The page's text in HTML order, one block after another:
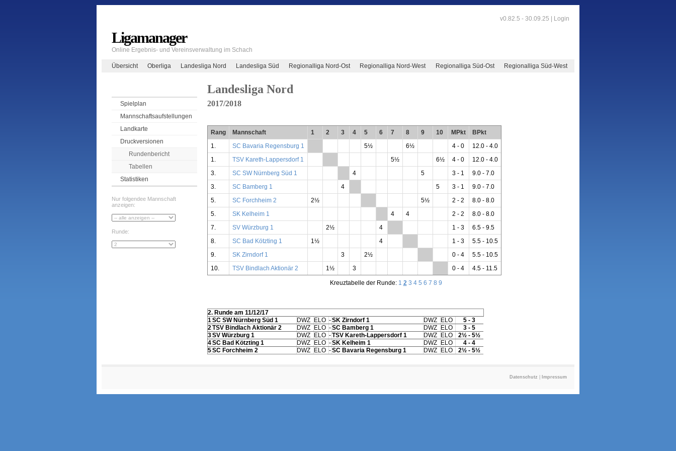
v0.82.5 - 30.09.25 | Login
Ligamanager
Online Ergebnis- und Vereinsverwaltung im Schach
Übersicht Oberliga Landesliga Nord Landesliga Süd Regionalliga Nord-Ost Regionalliga Nord-West Regionalliga Süd-Ost Regionalliga Süd-West
Spielplan
Mannschaftsaufstellungen
Landkarte
Druckversionen
Rundenbericht
Tabellen
Statistiken
Nur folgendee Mannschaft
anzeigen:
Runde:
Landesliga Nord
2017/2018
Rang Mannschaft 1 2 3 4 5 6 7 8 9 10 MPkt
BPkt
1.
SC Bavaria Regensburg 1 5½ 6½ 4 - 0
12.0 - 4.0
1.
TSV Kareth-Lappersdorf 1 5½ 6½ 4 - 0
12.0 - 4.0
3.
SC SW Nürnberg Süd 1 4 5 3 - 1
9.0 - 7.0
3.
SC Bamberg 1 4 5 3 - 1
9.0 - 7.0
5.
SC Forchheim 2 2½ 5½ 2 - 2
8.0 - 8.0
5.
SK Kelheim 1 4 4 2 - 2
8.0 - 8.0
7.
SV Würzburg 1 2½ 4 1 - 3
6.5 - 9.5
8.
SC Bad Kötzting 1 1½ 4 1 - 3
5.5 - 10.5
9.
SK Zirndorf 1 3 2½ 0 - 4
5.5 - 10.5
10.
TSV Bindlach Aktionär 2 1½ 3 0 - 4 4.5 - 11.5
Kreuztabelle der Runde: 1 2 3 4 5 6 7 8 9
2. Runde am 11/12/17
1 SC SW Nürnberg Süd 1 DWZ ELO -SK Zirndorf 1 DWZ ELO
5 - 3
2 TSV Bindlach Aktionär 2 DWZ ELO -SC Bamberg 1 DWZ ELO
3 - 5
3SV Würzburg 1 DWZ ELO -TSV Kareth-Lappersdorf 1 DWZ ELO
2½ - 5½
4SC Bad Kötzting 1 DWZ ELO -SK Kelheim 1 DWZ ELO
4 - 4
5SC Forchheim 2 DWZ ELO -SC Bavaria Regensburg 1 DWZ ELO 2½ - 5½
Datenschutz Impressum